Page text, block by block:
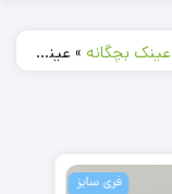
عینک بچگانه »عینک طرح مارول قرمز رنگ کد 231248
فری سایز